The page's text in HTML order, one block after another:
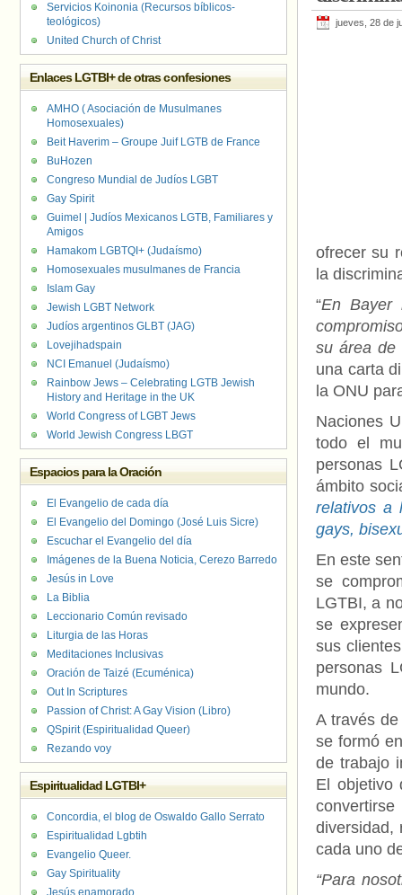
jueves, 28 de
ofrecer su
la
“En Bayer
su área de
una carta
la ONU
Naciones
todo el
personas
ámbito
relativos a
gays,
En este
se
LGTBI, a
se
sus
personas
mundo.
A través
se formó
de trabajo
El objetivo
diversidad,
cada uno
“Para
Servicios Koinonia (Recursos bíblicos-
teológicos)
United Church of Christ
Enlaces LGTBI+ de otras confesiones
AMHO ( Asociación de Musulmanes
Homosexuales)
Beit Haverim – Groupe Juif LGTB de France
BuHozen
Congreso Mundial de Judíos LGBT
Gay Spirit
Guimel | Judíos Mexicanos LGTB, Familiares y
Amigos
Hamakom LGBTQI+ (Judaísmo)
Homosexuales musulmanes de Francia
Islam Gay
Jewish LGBT Network
Judíos argentinos GLBT (JAG)
Lovejihadspain
NCI Emanuel (Judaísmo)
Rainbow Jews – Celebrating LGTB Jewish
History and Heritage in the UK
World Congress of LGBT Jews
World Jewish Congress LBGT
Espacios para la Oración
El Evangelio de cada día
El Evangelio del Domingo (José Luis Sicre)
Escuchar el Evangelio del día
Imágenes de la Buena Noticia, Cerezo Barredo
Jesús in Love
La Biblia
Leccionario Común revisado
Liturgia de las Horas
Meditaciones Inclusivas
Oración de Taizé (Ecuménica)
Out In Scriptures
Passion of Christ: A Gay Vision (Libro)
QSpirit (Espiritualidad Queer)
Rezando voy
Espiritualidad LGTBI+
Concordia, el blog de Oswaldo Gallo Serrato
Espiritualidad Lgbtih
Evangelio Queer.
Gay Spirituality
Jesús enamorado